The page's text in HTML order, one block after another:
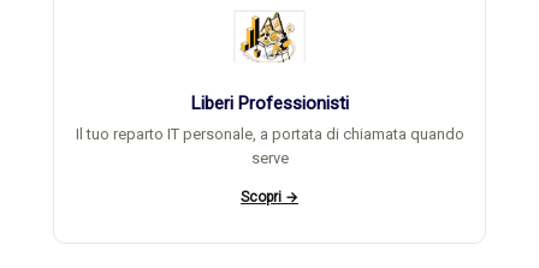
Liberi Professionisti
Il tuo reparto IT personale, a portata di chiamata quando
serve
Scopri →